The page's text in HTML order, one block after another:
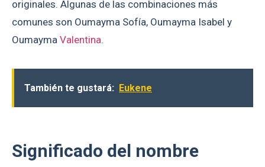
originales. Algunas de las combinaciones más
comunes son Oumayma Sofía, Oumayma Isabel y
Oumayma Valentina.
También te gustará: Eukene
Significado del nombre